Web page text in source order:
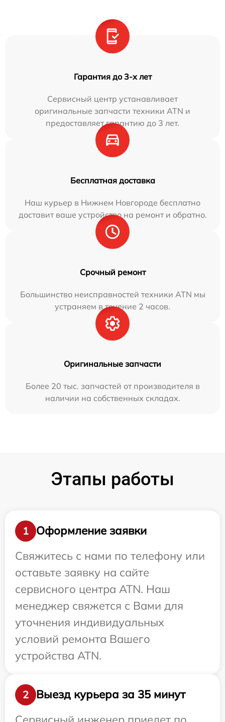
Гарантия до 3-х лет
Сервисный центр устанавливает
оригинальные запчасти техники ATN и
предоставляет гарантию до 3 лет.
Бесплатная доставка
Наш курьер в Нижнем Новгороде бесплатно
доставит ваше устройство на ремонт и обратно.
Срочный ремонт
Большинство неисправностей техники ATN мы
устраняем в течение 2 часов.
Оригинальные запчасти
Более 20 тыс. запчастей от производителя в
наличии на собственных складах.
Этапы работы
1
Оформление заявки
Свяжитесь с нами по телефону или
оставьте заявку на сайте
сервисного центра ATN. Наш
менеджер свяжется с Вами для
уточнения индивидуальных
условий ремонта Вашего
устройства ATN.
2
Выезд курьера за 35 минут